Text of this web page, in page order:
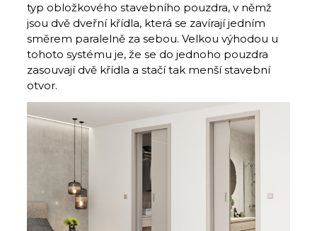
typ obložkového stavebního pouzdra, v němž
jsou dvě dveřní křídla, která se zavírají jedním
směrem paralelně za sebou. Velkou výhodou u
tohoto systému je, že se do jednoho pouzdra
zasouvají dvě křídla a stačí tak menší stavební
otvor.